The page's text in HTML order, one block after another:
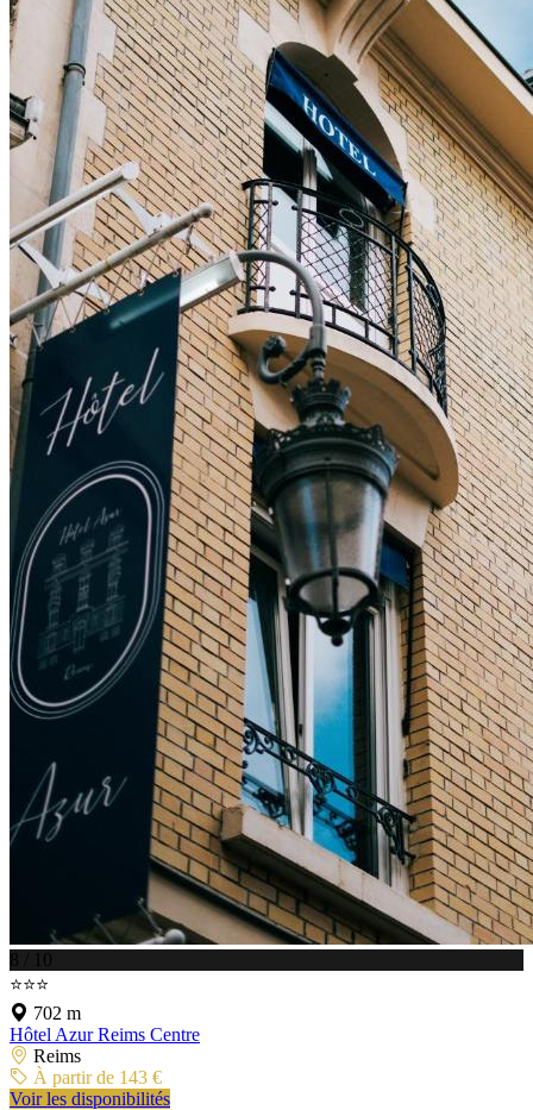
8 / 10
⭐⭐⭐
702 m
Hôtel Azur Reims Centre
Reims
À partir de 143 €
Voir les disponibilités